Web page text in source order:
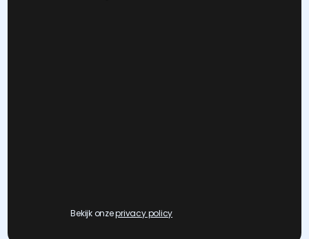
Bekijk onze privacy policy